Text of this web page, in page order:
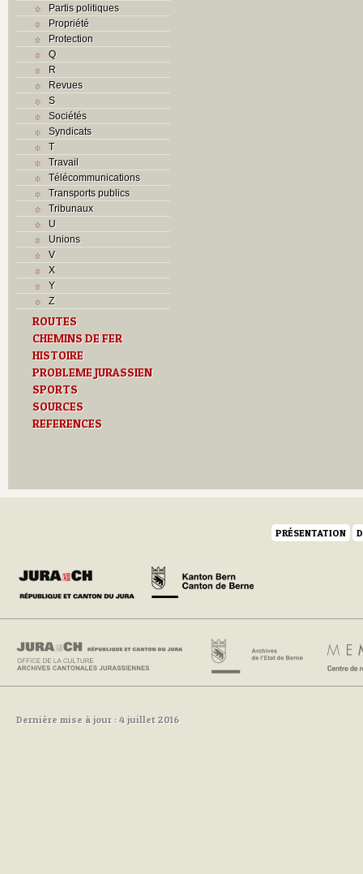
Partis politiques
Propriété
Protection
Q
R
Revues
S
Sociétés
Syndicats
T
Travail
Télécommunications
Transports publics
Tribunaux
U
Unions
V
X
Y
Z
ROUTES
CHEMINS DE FER
HISTOIRE
PROBLEME JURASSIEN
SPORTS
SOURCES
REFERENCES
PRÉSENTATION
Dernière mise à jour : 4 juillet 2016